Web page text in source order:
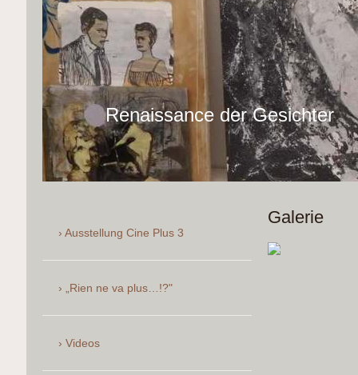
Renaissance der Gesichter
Galerie
Ausstellung Cine Plus 3
„Rien ne va plus…!?"
Videos